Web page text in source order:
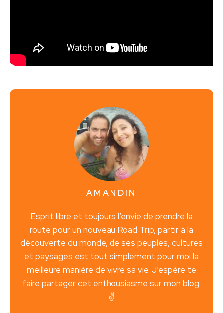
AMANDIN
Esprit libre et toujours l’envie de prendre la
route pour un nouveau Road Trip, partir à la
découverte du monde, de ses peuples, cultures
et paysages est tout simplement pour moi la
meilleure manière de vivre sa vie. J’espère te
faire partager cet enthousiasme sur mon blog.
✌️